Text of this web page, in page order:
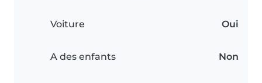
Voiture Oui
A des enfants Non